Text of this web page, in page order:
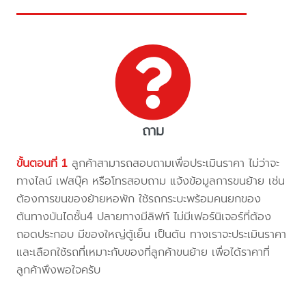
ถาม
ขั้นตอนที่ 1 ลูกค้าสามารถสอบถามเพื่อประเมินราคา ไม่ว่าจะ
ทางไลน์ เฟสบุ๊ค หรือโทรสอบถาม แจ้งข้อมูลการขนย้าย เช่น
ต้องการขนของย้ายหอพัก ใช้รถกระบะพร้อมคนยกของ
ต้นทางบันไดชั้น4 ปลายทางมีลิฟท์ ไม่มีเฟอร์นิเจอร์ที่ต้อง
ถอดประกอบ มีของใหญ่ตู้เย็น เป็นต้น ทางเราจะประเมินราคา
และเลือกใช้รถที่เหมาะกับของที่ลูกค้าขนย้าย เพื่อได้ราคาที่
ลูกค้าพึงพอใจครับ